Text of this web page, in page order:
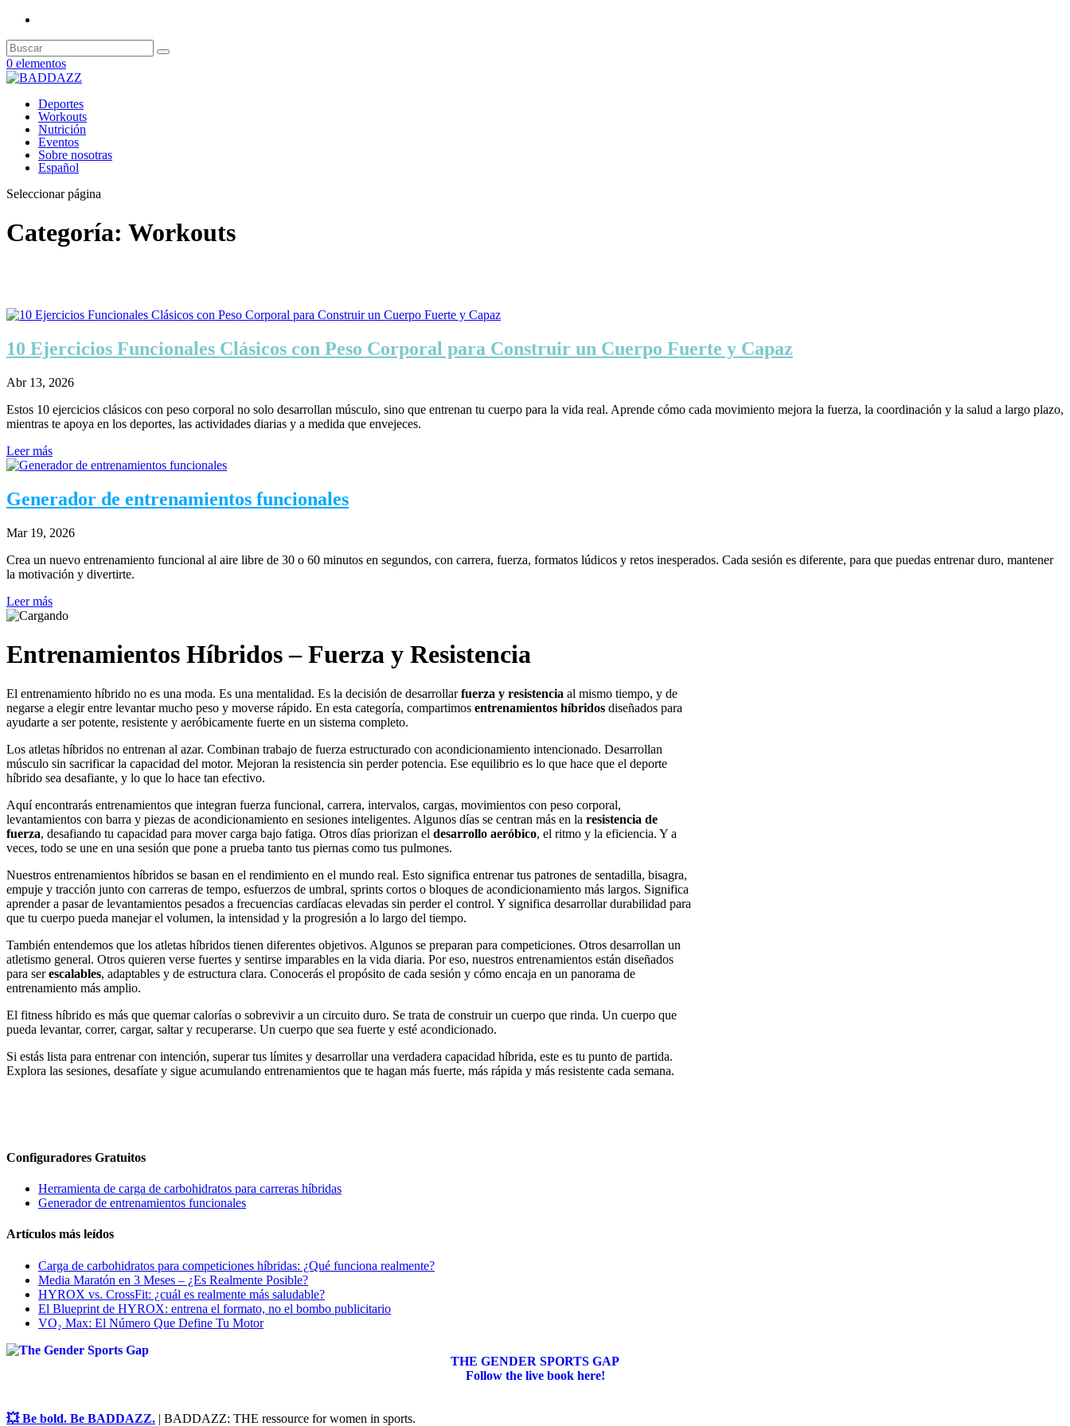
0 elementos
Deportes
Workouts
Nutrición
Eventos
Sobre nosotras
Español
Seleccionar página
Categoría: Workouts
10 Ejercicios Funcionales Clásicos con Peso Corporal para Construir un Cuerpo Fuerte y Capaz
Abr 13, 2026
Estos 10 ejercicios clásicos con peso corporal no solo desarrollan músculo, sino que entrenan tu cuerpo para la vida real. Aprende cómo cada movimiento mejora la fuerza, la coordinación y la salud a largo plazo,
mientras te apoya en los deportes, las actividades diarias y a medida que envejeces.
Leer más
Generador de entrenamientos funcionales
Mar 19, 2026
Crea un nuevo entrenamiento funcional al aire libre de 30 o 60 minutos en segundos, con carrera, fuerza, formatos lúdicos y retos inesperados. Cada sesión es diferente, para que puedas entrenar duro, mantener
la motivación y divertirte.
Leer más
Entrenamientos Híbridos – Fuerza y Resistencia
El entrenamiento híbrido no es una moda. Es una mentalidad. Es la decisión de desarrollarfuerza y resistencia al mismo tiempo, y de
negarse a elegir entre levantar mucho peso y moverse rápido. En esta categoría, compartimos entrenamientos híbridos diseñados para
ayudarte a ser potente, resistente y aeróbicamente fuerte en un sistema completo.
Los atletas híbridos no entrenan al azar. Combinan trabajo de fuerza estructurado con acondicionamiento intencionado. Desarrollan
músculo sin sacrificar la capacidad del motor. Mejoran la resistencia sin perder potencia. Ese equilibrio es lo que hace que el deporte
híbrido sea desafiante, y lo que lo hace tan efectivo.
Aquí encontrarás entrenamientos que integran fuerza funcional, carrera, intervalos, cargas, movimientos con peso corporal,
levantamientos con barra y piezas de acondicionamiento en sesiones inteligentes. Algunos días se centran más en la resistencia de
fuerza, desafiando tu capacidad para mover carga bajo fatiga. Otros días priorizan el desarrollo aeróbico, el ritmo y la eficiencia. Y a
veces, todo se une en una sesión que pone a prueba tanto tus piernas como tus pulmones.
Nuestros entrenamientos híbridos se basan en el rendimiento en el mundo real. Esto significa entrenar tus patrones de sentadilla, bisagra,
empuje y tracción junto con carreras de tempo, esfuerzos de umbral, sprints cortos o bloques de acondicionamiento más largos. Significa
aprender a pasar de levantamientos pesados a frecuencias cardíacas elevadas sin perder el control. Y significa desarrollar durabilidad para
que tu cuerpo pueda manejar el volumen, la intensidad y la progresión a lo largo del tiempo.
También entendemos que los atletas híbridos tienen diferentes objetivos. Algunos se preparan para competiciones. Otros desarrollan un
atletismo general. Otros quieren verse fuertes y sentirse imparables en la vida diaria. Por eso, nuestros entrenamientos están diseñados
para serescalables, adaptables y de estructura clara. Conocerás el propósito de cada sesión y cómo encaja en un panorama de
entrenamiento más amplio.
El fitness híbrido es más que quemar calorías o sobrevivir a un circuito duro. Se trata de construir un cuerpo que rinda. Un cuerpo que
pueda levantar, correr, cargar, saltar y recuperarse. Un cuerpo que sea fuerte y esté acondicionado.
Si estás lista para entrenar con intención, superar tus límites y desarrollar una verdadera capacidad híbrida, este es tu punto de partida.
Explora las sesiones, desafíate y sigue acumulando entrenamientos que te hagan más fuerte, más rápida y más resistente cada semana.
Configuradores Gratuitos
Herramienta de carga de carbohidratos para carreras híbridas
Generador de entrenamientos funcionales
Artículos más leídos
Carga de carbohidratos para competiciones híbridas: ¿Qué funciona realmente?
Media Maratón en 3 Meses – ¿Es Realmente Posible?
HYROX vs. CrossFit: ¿cuál es realmente más saludable?
El Blueprint de HYROX: entrena el formato, no el bombo publicitario
VO₂ Max: El Número Que Define Tu Motor
THE GENDER SPORTS GAP
Follow the live book here!
💥 Be bold. Be BADDAZZ. | BADDAZZ: THE ressource for women in sports.